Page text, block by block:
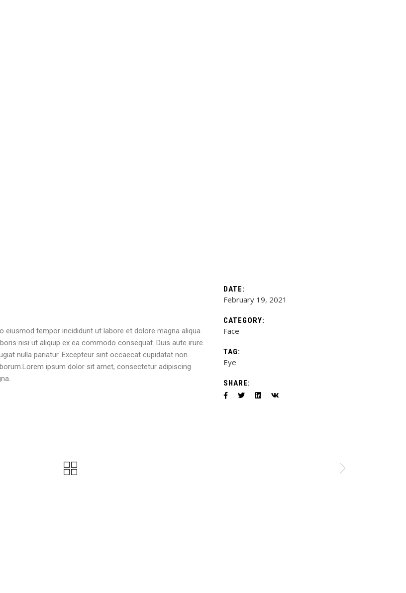
tempor incididunt ut labore et dolore magna aliqua.
nisi ut aliquip ex ea commodo consequat. Duis aute irure
nulla pariatur. Excepteur sint occaecat cupidatat non
ipsum dolor sit amet, consectetur adipiscing
DATE:
February 19, 2021
CATEGORY:
Face
TAG:
Eye
SHARE: